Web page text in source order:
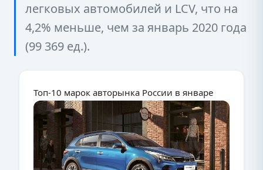
легковых автомобилей и LCV, что на
4,2% меньше, чем за январь 2020 года
(99 369 ед.).
Топ-10 марок авторынка России в январе